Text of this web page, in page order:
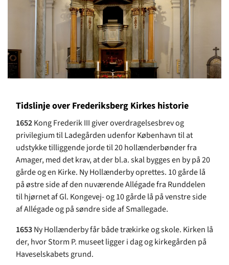
Tidslinje over Frederiksberg Kirkes historie
1652Kong Frederik III giver overdragelsesbrev og
privilegium til Ladegården udenfor København til at
udstykke tilliggende jorde til 20 hollænderbønder fra
Amager, med det krav, at der bl.a. skal bygges en by på 20
gårde og en Kirke. Ny Hollænderby oprettes. 10 gårde lå
på østre side af den nuværende Allégade fra Runddelen
til hjørnet af Gl. Kongevej- og 10 gårde lå på venstre side
af Allégade og på søndre side af Smallegade.
1653Ny Hollænderby får både trækirke og skole. Kirken lå
der, hvor Storm P. museet ligger i dag og kirkegården på
Haveselskabets grund.